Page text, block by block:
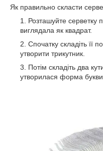
Як правильно скласти
Розташуйте
виглядала як квадрат.
Спочатку складіть її
утворити трикутник.
Потім складіть два
утворилася форма букви